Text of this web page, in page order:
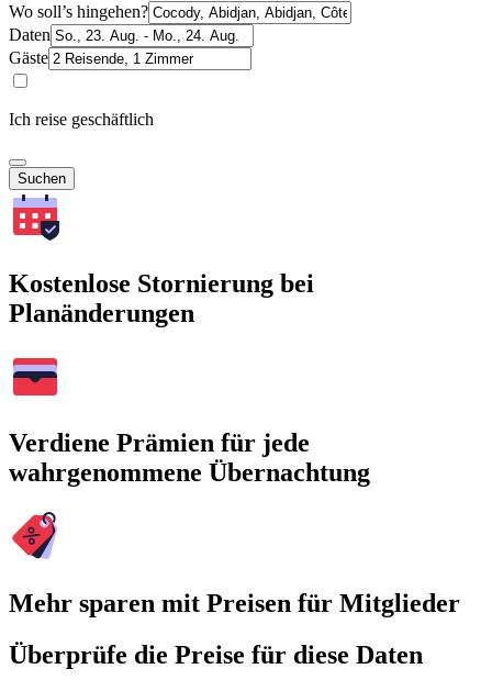
Wo soll’s hingehen?
Daten
Gäste
Ich reise geschäftlich
Suchen
Kostenlose Stornierung bei
Planänderungen
Verdiene Prämien für jede
wahrgenommene Übernachtung
Mehr sparen mit Preisen für Mitglieder
Überprüfe die Preise für diese Daten